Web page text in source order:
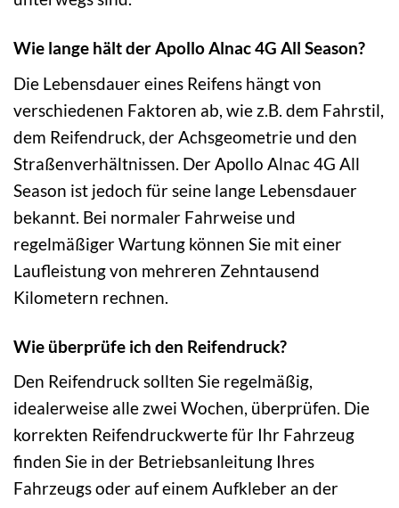
Wie lange hält der Apollo Alnac 4G All Season?
Die Lebensdauer eines Reifens hängt von
verschiedenen Faktoren ab, wie z.B. dem Fahrstil,
dem Reifendruck, der Achsgeometrie und den
Straßenverhältnissen. Der Apollo Alnac 4G All
Season ist jedoch für seine lange Lebensdauer
bekannt. Bei normaler Fahrweise und
regelmäßiger Wartung können Sie mit einer
Laufleistung von mehreren Zehntausend
Kilometern rechnen.
Wie überprüfe ich den Reifendruck?
Den Reifendruck sollten Sie regelmäßig,
idealerweise alle zwei Wochen, überprüfen. Die
korrekten Reifendruckwerte für Ihr Fahrzeug
finden Sie in der Betriebsanleitung Ihres
Fahrzeugs oder auf einem Aufkleber an der